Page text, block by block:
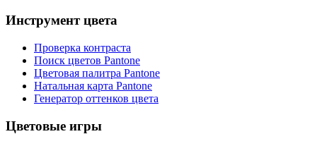
Инструмент цвета
Проверка контраста
Поиск цветов Pantone
Цветовая палитра Pantone
Натальная карта Pantone
Генератор оттенков цвета
Цветовые игры